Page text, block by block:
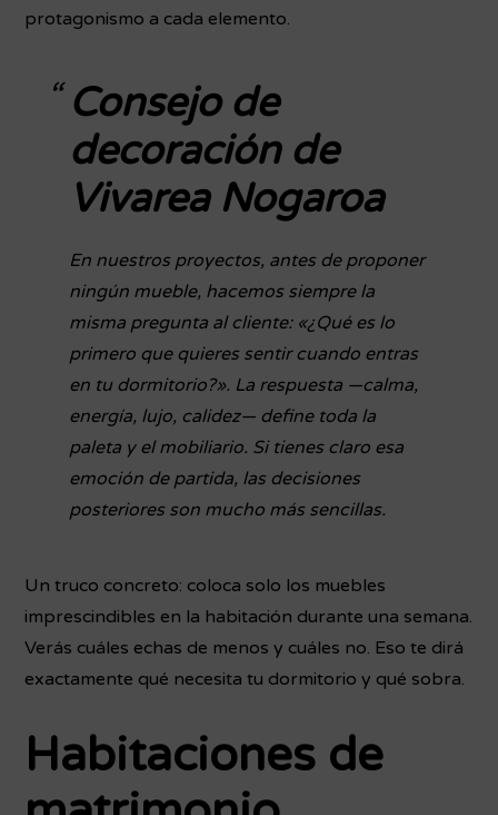
protagonismo a cada elemento.
Consejo de
decoración de
Vivarea Nogaroa
En nuestros proyectos, antes de proponer
ningún mueble, hacemos siempre la
misma pregunta al cliente: «¿Qué es lo
primero que quieres sentir cuando entras
en tu dormitorio?». La respuesta —calma,
energía, lujo, calidez— define toda la
paleta y el mobiliario. Si tienes claro esa
emoción de partida, las decisiones
posteriores son mucho más sencillas.
Un truco concreto: coloca solo los muebles
imprescindibles en la habitación durante una semana.
Verás cuáles echas de menos y cuáles no. Eso te dirá
exactamente qué necesita tu dormitorio y qué sobra.
Habitaciones de